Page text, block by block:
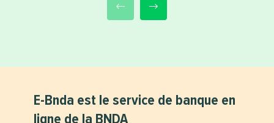
E-Bnda est le service de banque en
ligne de la BNDA